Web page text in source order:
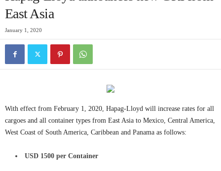
East Asia
January 1, 2020
With effect from February 1, 2020, Hapag-Lloyd will increase rates for all
cargoes and all container types from East Asia to Mexico, Central America,
West Coast of South America, Caribbean and Panama as follows:
USD 1500 per Container